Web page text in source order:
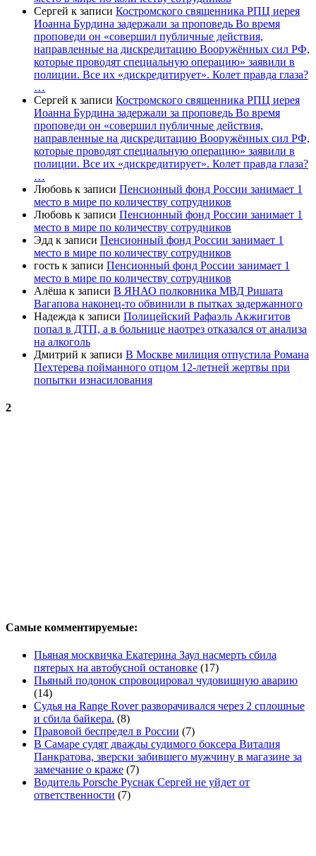
Сергей к записи Костромского священника РПЦ иерея
Иоанна Бурдина задержали за проповедь Во время
проповеди он «совершил публичные действия,
направленные на дискредитацию Вооружённых сил РФ,
которые проводят специальную операцию» заявили в
полиции. Все их «дискредитирует». Колет правда глаза?
…
Сергей к записи Костромского священника РПЦ иерея
Иоанна Бурдина задержали за проповедь Во время
проповеди он «совершил публичные действия,
направленные на дискредитацию Вооружённых сил РФ,
которые проводят специальную операцию» заявили в
полиции. Все их «дискредитирует». Колет правда глаза?
…
Любовь к записи Пенсионный фонд России занимает 1
место в мире по количеству сотрудников
Любовь к записи Пенсионный фонд России занимает 1
место в мире по количеству сотрудников
Эдд к записи Пенсионный фонд России занимает 1
место в мире по количеству сотрудников
гость к записи Пенсионный фонд России занимает 1
место в мире по количеству сотрудников
Алёша к записи В ЯНАО полковника МВД Ришата
Вагапова наконец-то обвинили в пытках задержанного
Надежда к записи Полицейский Рафаэль Акжигитов
попал в ДТП, а в больнице наотрез отказался от анализа
на алкоголь
Дмитрий к записи В Москве милиция отпустила Романа
Пехтерева пойманного отцом 12-летней жертвы при
попытки изнасилования
2
Самые комментируемые:
Пьяная москвичка Екатерина Заул насмерть сбила
пятерых на автобусной остановке (17)
Пьяный подонок спровоцировал чудовищную аварию
(14)
Судья на Range Rover разворачивался через 2 сплошные
и сбила байкера. (8)
Правовой беспредел в России (7)
В Самаре судят дважды судимого боксера Виталия
Панкратова, зверски забившего мужчину в магазине за
замечание о краже (7)
Водитель Porsche Руснак Сергей не уйдет от
ответственности (7)